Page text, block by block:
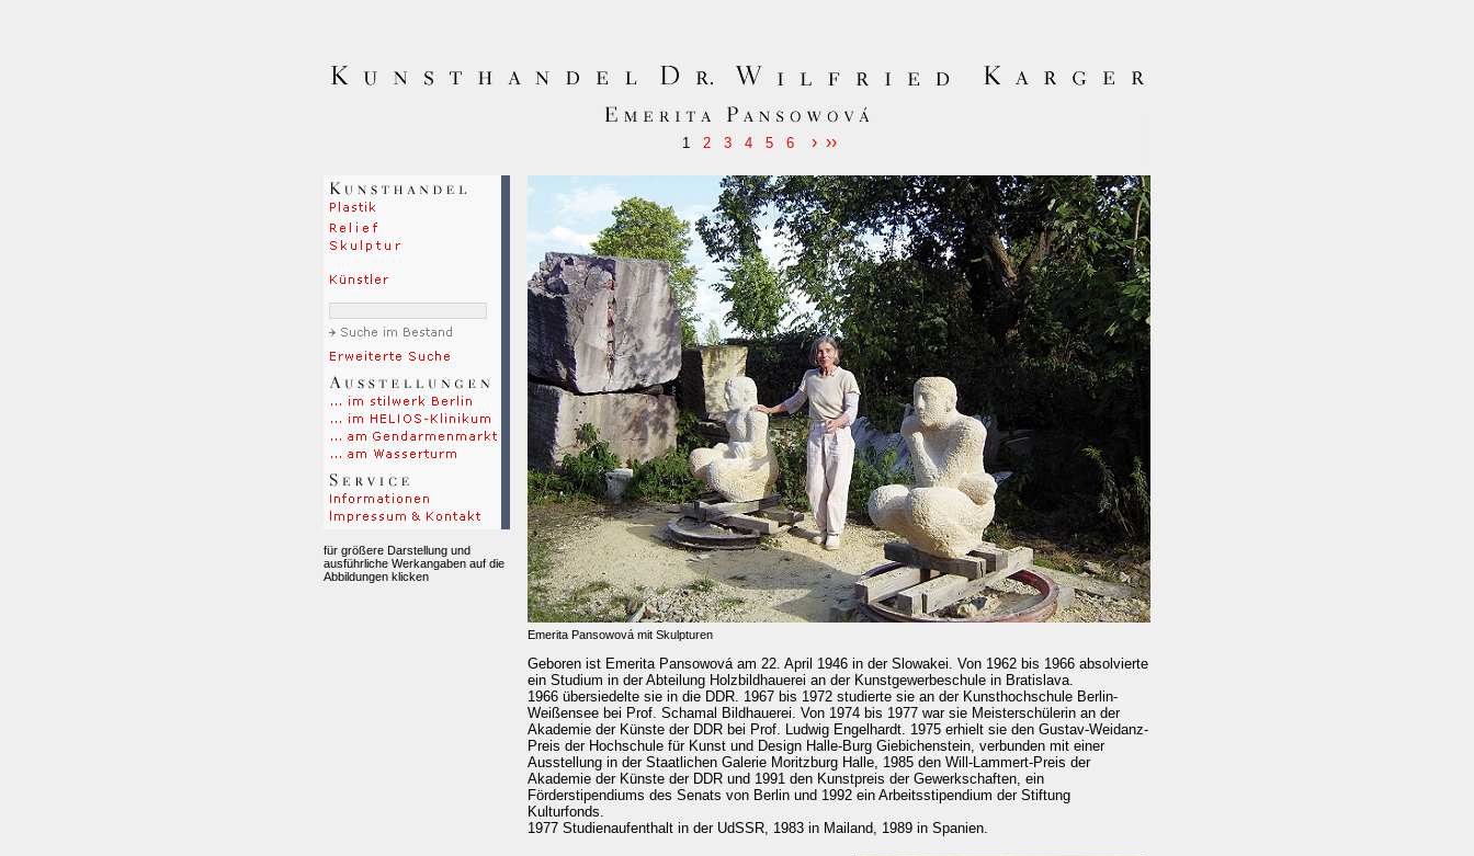
1 2 3 4 5 6 › ››
für größere Darstellung und
ausführliche Werkangaben auf die
Abbildungen klicken
Emerita Pansowová mit Skulpturen
Geboren ist Emerita Pansowová am 22. April 1946 in der Slowakei. Von 1962 bis 1966 absolvierte
ein Studium in der Abteilung Holzbildhauerei an der Kunstgewerbeschule in Bratislava.
1966 übersiedelte sie in die DDR. 1967 bis 1972 studierte sie an der Kunsthochschule Berlin-
Weißensee bei Prof. Schamal Bildhauerei. Von 1974 bis 1977 war sie Meisterschülerin an der
Akademie der Künste der DDR bei Prof. Ludwig Engelhardt. 1975 erhielt sie den Gustav-Weidanz-
Preis der Hochschule für Kunst und Design Halle-Burg Giebichenstein, verbunden mit einer
Ausstellung in der Staatlichen Galerie Moritzburg Halle, 1985 den Will-Lammert-Preis der
Akademie der Künste der DDR und 1991 den Kunstpreis der Gewerkschaften, ein
Förderstipendiums des Senats von Berlin und 1992 ein Arbeitsstipendium der Stiftung
Kulturfonds.
1977 Studienaufenthalt in der UdSSR, 1983 in Mailand, 1989 in Spanien.